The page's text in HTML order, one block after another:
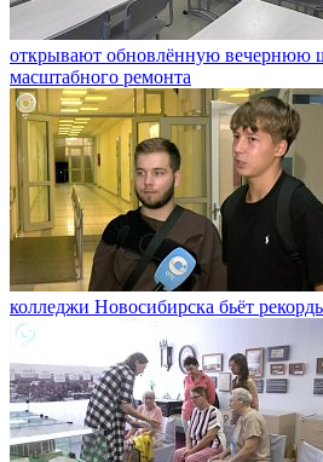
открывают обновлённую вечернюю
масштабного ремонта
колледжи Новосибирска бьёт